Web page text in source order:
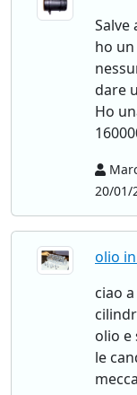
Salve
ho
dare
Ho
20/01/
olio
ciao
olio e
le